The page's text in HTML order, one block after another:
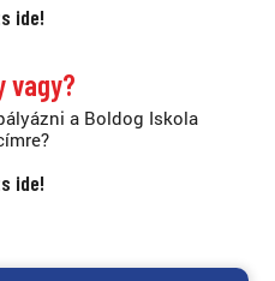
ide!
vagy?
a Boldog Iskola
ide!